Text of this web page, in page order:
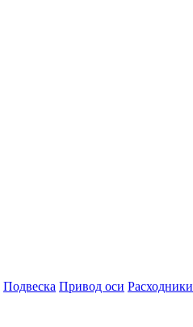
Подвеска Привод оси Расходники